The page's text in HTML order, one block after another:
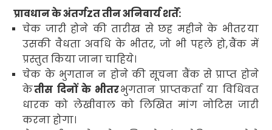
प्रावधान के अंतर्गZत तीन अनिवार्य शर्तें:
चेक जारी होने की तारीख से छह महीने के भीतरया
उसकी वैधता अवधि के भीतर, जो भी पहले हो,बैंक में
प्रस्तुत किया जाना चाहिये।
चेक के भुगतान न होने की सूचना बैंक से प्राप्त होने
केतीस दिनों के भीतरभुगतान प्राप्तकर्ता या विधिवत
धारक को लेखीवाल को लिखित मांग नोटिस जारी
करना होगा।